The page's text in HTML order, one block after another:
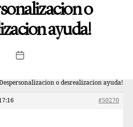
o
ayuda!
o desrealizacion ayuda!
#50270